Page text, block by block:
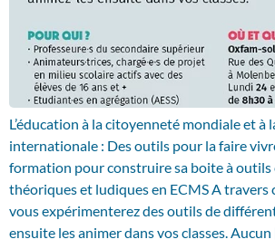
L’éducation à la citoyenneté mondiale et à
internationale : Des outils pour la faire
formation pour construire sa boite à outils
théoriques et ludiques en ECMS A travers
vous expérimenterez des outils de
ensuite les animer dans vos classes.